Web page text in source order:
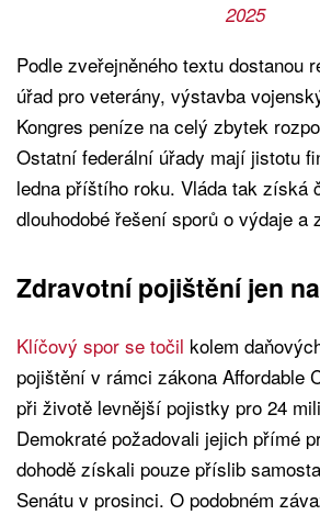
2025
Podle zveřejněného textu dostanou
úřad pro veterány, výstavba
Kongres peníze na celý zbytek
Ostatní federální úřady mají jistotu
ledna příštího roku. Vláda tak získá
dlouhodobé řešení sporů o výdaje a
Zdravotní pojištění jen
Klíčový spor se točil kolem
pojištění v rámci zákona Affordable
při životě levnější pojistky pro 24
Demokraté požadovali jejich přímé
dohodě získali pouze příslib
Senátu v prosinci. O podobném